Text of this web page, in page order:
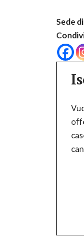
Sede